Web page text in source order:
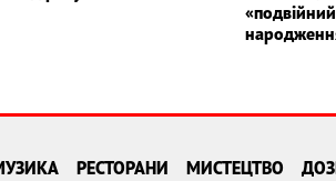
РЕСТОРАНИ МИСТЕЦТВО